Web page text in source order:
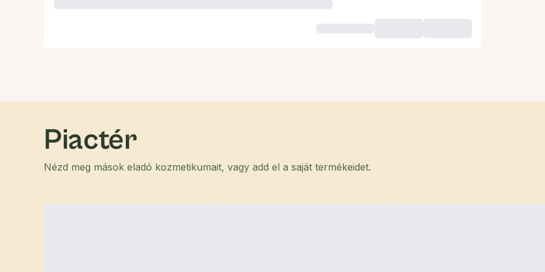
Piactér
Nézd meg mások eladó kozmetikumait, vagy add el a saját termékeidet.